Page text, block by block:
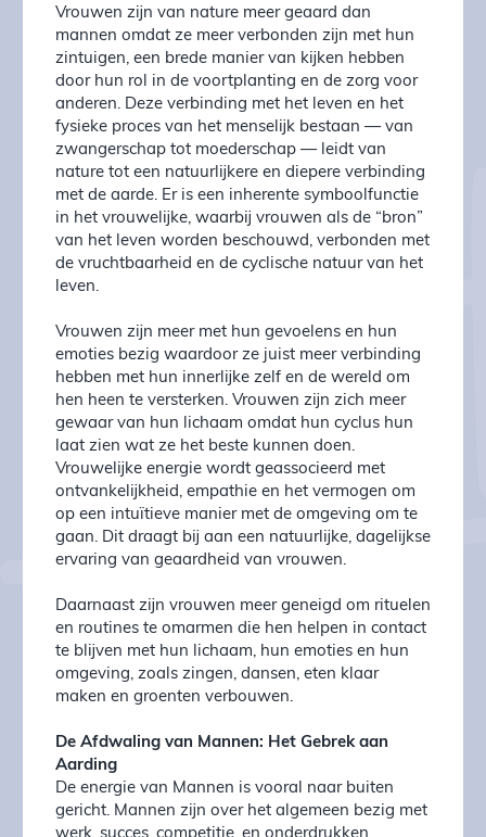
Vrouwen zijn van nature meer geaard dan
mannen omdat ze meer verbonden zijn met hun
zintuigen, een brede manier van kijken hebben
door hun rol in de voortplanting en de zorg voor
anderen. Deze verbinding met het leven en het
fysieke proces van het menselijk bestaan — van
zwangerschap tot moederschap — leidt van
nature tot een natuurlijkere en diepere verbinding
met de aarde. Er is een inherente symboolfunctie
in het vrouwelijke, waarbij vrouwen als de “bron”
van het leven worden beschouwd, verbonden met
de vruchtbaarheid en de cyclische natuur van het
leven.
Vrouwen zijn meer met hun gevoelens en hun
emoties bezig waardoor ze juist meer verbinding
hebben met hun innerlijke zelf en de wereld om
hen heen te versterken. Vrouwen zijn zich meer
gewaar van hun lichaam omdat hun cyclus hun
laat zien wat ze het beste kunnen doen.
Vrouwelijke energie wordt geassocieerd met
ontvankelijkheid, empathie en het vermogen om
op een intuïtieve manier met de omgeving om te
gaan. Dit draagt bij aan een natuurlijke, dagelijkse
ervaring van geaardheid van vrouwen.
Daarnaast zijn vrouwen meer geneigd om rituelen
en routines te omarmen die hen helpen in contact
te blijven met hun lichaam, hun emoties en hun
omgeving, zoals zingen, dansen, eten klaar
maken en groenten verbouwen.
De Afdwaling van Mannen: Het Gebrek aan
Aarding
De energie van Mannen is vooral naar buiten
gericht. Mannen zijn over het algemeen bezig met